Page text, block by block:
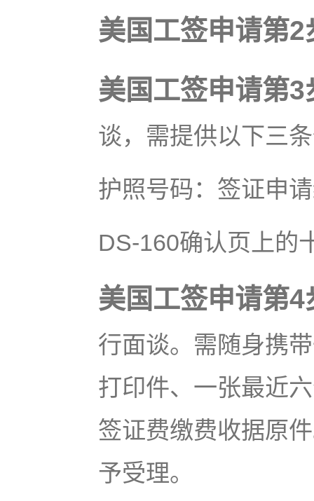
美国工签申请第2
美国工签申请第3
谈，需提供以下三
护照号码：签证申
DS-160确认页上的
美国工签申请第4
行面谈。需随身携
打印件、一张最近
签证费缴费收据原
予受理。